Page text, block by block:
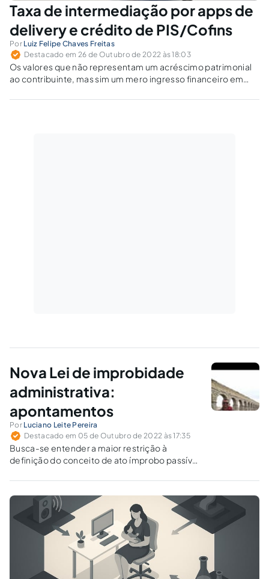
Taxa de intermediação por apps de
delivery e crédito de PIS/Cofins
Por Luiz Felipe Chaves Freitas
Destacado em 26 de Outubro de 2022 às 18:03
Os valores que não representam um acréscimo patrimonial
ao contribuinte, mas sim um mero ingresso financeiro em
para fins de incidência do PIS e da COFINS.
Nova Lei de improbidade
administrativa:
apontamentos
Por Luciano Leite Pereira
Destacado em 05 de Outubro de 2022 às 17:35
Busca-se entender a maior restrição à
definição do conceito de ato ímprobo passível